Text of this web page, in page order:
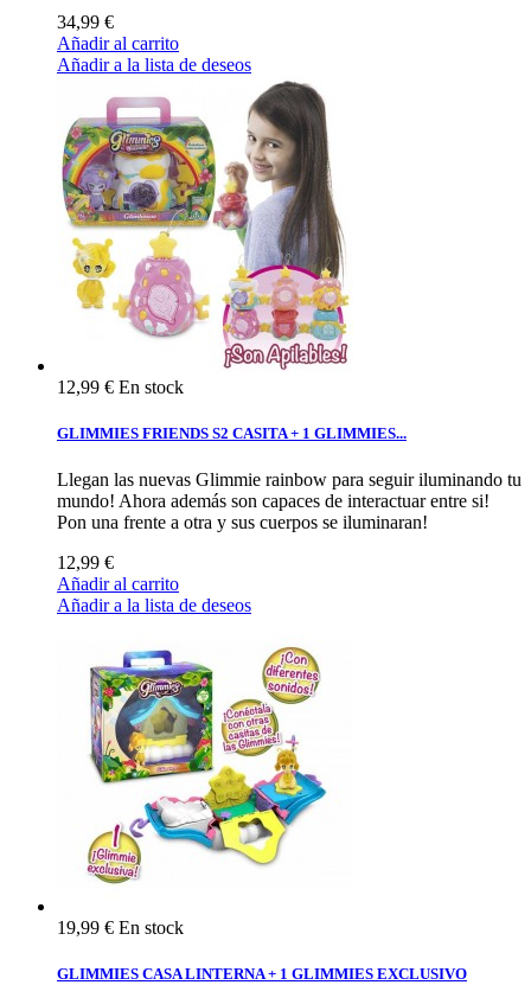
34,99 €
Añadir al carrito
Añadir a la lista de deseos
12,99 € En stock
GLIMMIES FRIENDS S2 CASITA + 1 GLIMMIES...
Llegan las nuevas Glimmie rainbow para seguir iluminando tu
mundo! Ahora además son capaces de interactuar entre si!
Pon una frente a otra y sus cuerpos se iluminaran!
12,99 €
Añadir al carrito
Añadir a la lista de deseos
19,99 € En stock
GLIMMIES CASA LINTERNA + 1 GLIMMIES EXCLUSIVO